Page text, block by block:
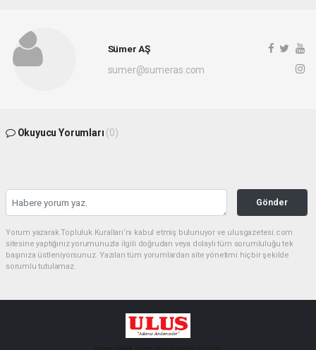
Sümer AŞ
sumer@sumeras.com
Okuyucu Yorumları (0)
Gönder
Yorum yazarak Topluluk Kuralları’nı kabul etmiş bulunuyor ve ulusgazetesi.com
sitesine yaptığınız yorumunuzla ilgili doğrudan veya dolaylı tüm sorumluluğu tek
başınıza üstleniyorsunuz. Yazılan tüm yorumlardan site yönetimi hiçbir şekilde
sorumlu tutulamaz.